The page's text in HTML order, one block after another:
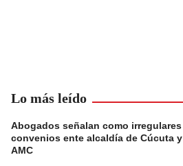
Lo más leído
Abogados señalan como irregulares
convenios ente alcaldía de Cúcuta y
AMC